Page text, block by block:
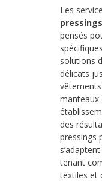
Les
pensés
solutions
délicats
manteaux
des
pressings
tenant
textiles et